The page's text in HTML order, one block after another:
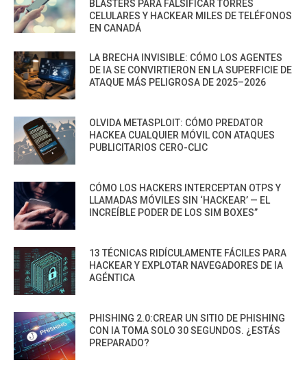
BLASTERS PARA FALSIFICAR TORRES
CELULARES Y HACKEAR MILES DE TELÉFONOS
EN CANADÁ
LA BRECHA INVISIBLE: CÓMO LOS AGENTES
DE IA SE CONVIRTIERON EN LA SUPERFICIE DE
ATAQUE MÁS PELIGROSA DE 2025–2026
OLVIDA METASPLOIT: CÓMO PREDATOR
HACKEA CUALQUIER MÓVIL CON ATAQUES
PUBLICITARIOS CERO-CLIC
CÓMO LOS HACKERS INTERCEPTAN OTPS Y
LLAMADAS MÓVILES SIN ‘HACKEAR’ — EL
INCREÍBLE PODER DE LOS SIM BOXES”
13 TÉCNICAS RIDÍCULAMENTE FÁCILES PARA
HACKEAR Y EXPLOTAR NAVEGADORES DE IA
AGÉNTICA
PHISHING 2.0:CREAR UN SITIO DE PHISHING
CON IA TOMA SOLO 30 SEGUNDOS. ¿ESTÁS
PREPARADO?